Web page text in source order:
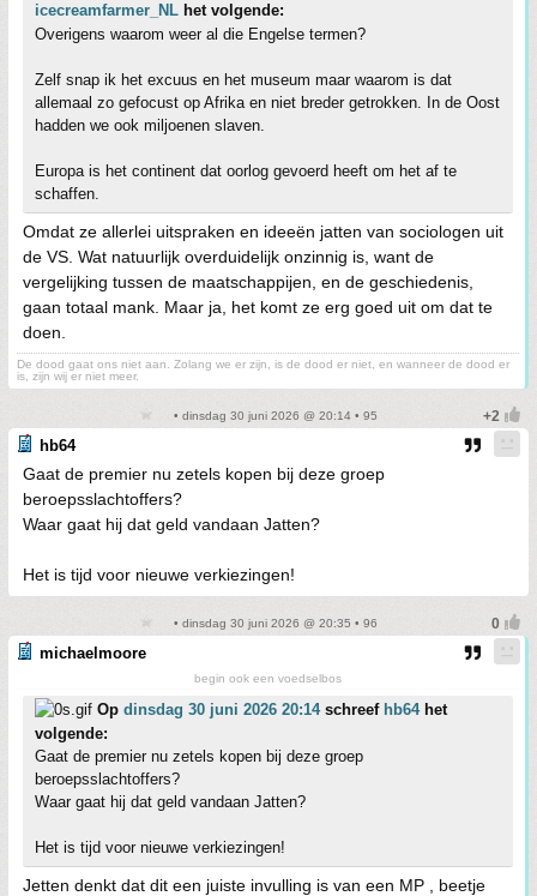
icecreamfarmer_NL het volgende:
Overigens waarom weer al die Engelse termen?
Zelf snap ik het excuus en het museum maar waarom is dat
allemaal zo gefocust op Afrika en niet breder getrokken. In de Oost
hadden we ook miljoenen slaven.
Europa is het continent dat oorlog gevoerd heeft om het af te
schaffen.
Omdat ze allerlei uitspraken en ideeën jatten van sociologen uit
de VS. Wat natuurlijk overduidelijk onzinnig is, want de
vergelijking tussen de maatschappijen, en de geschiedenis,
gaan totaal mank. Maar ja, het komt ze erg goed uit om dat te
doen.
De dood gaat ons niet aan. Zolang we er zijn, is de dood er niet, en wanneer de dood er
is, zijn wij er niet meer.
• dinsdag 30 juni 2026 @ 20:14 • 95
hb64
Gaat de premier nu zetels kopen bij deze groep
beroepsslachtoffers?
Waar gaat hij dat geld vandaan Jatten?
Het is tijd voor nieuwe verkiezingen!
• dinsdag 30 juni 2026 @ 20:35 • 96
michaelmoore
begin ook een voedselbos
Op dinsdag 30 juni 2026 20:14schreef hb64het
volgende:
Gaat de premier nu zetels kopen bij deze groep
beroepsslachtoffers?
Waar gaat hij dat geld vandaan Jatten?
Het is tijd voor nieuwe verkiezingen!
Jetten denkt dat dit een juiste invulling is van een MP , beetje